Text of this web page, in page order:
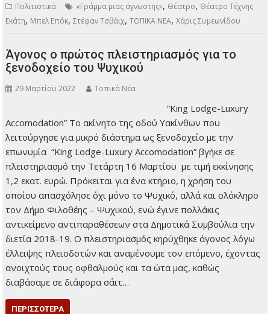
τεράστιου έρωτα και ενός ατελεύτητου πάθους. Ένα κορίτσι
δεκατεσσάρων χρόνων ερωτεύεται έναν νέο, γοητευτικό και
ΠΕΡΙΣΣΌΤΕΡΑ
Πολιτιστικά «Γράμμα μιας άγνωστης»
ΤΟΠΙΚΑ ΝΕΑ,Χάρις Συμεωνίδου
Άγονος ο πρώτος πλειστηριασμός για το
ξενοδοχείο του Ψυχικού
29 Μαρτίου 2022 Τοπικά Νέα
“King Lodge-Luxury
Accomodation” Το
ακίνητο της οδού
Υακίνθων που
λειτούργησε για μικρό
διάστημα ως